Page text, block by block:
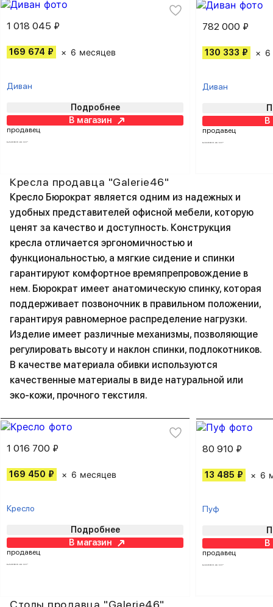
1 018 045 ₽
169 674 ₽ 6 месяцев
Диван
Подробнее
В магазин
продавец
782 000 ₽
130 333 ₽ 6
Диван
В
продавец
Кресла продавца "Galerie46"
Кресло Бюрократ является одним из надежных и
удобных представителей офисной мебели, которую
ценят за качество и доступность. Конструкция
кресла отличается эргономичностью и
функциональностью, а мягкие сидение и спинки
гарантируют комфортное времяпрепровождение в
нем. Бюрократ имеет анатомическую спинку, которая
поддерживает позвоночник в правильном положении,
гарантируя равномерное распределение нагрузки.
Изделие имеет различные механизмы, позволяющие
регулировать высоту и наклон спинки, подлокотников.
В качестве материала обивки используются
качественные материалы в виде натуральной или
эко-кожи, прочного текстиля.
1 016 700 ₽
169 450 ₽ 6 месяцев
Кресло
Подробнее
В магазин
продавец
80 910 ₽
13 485 ₽ 6
Пуф
В
продавец
Столы продавца "Galerie46"